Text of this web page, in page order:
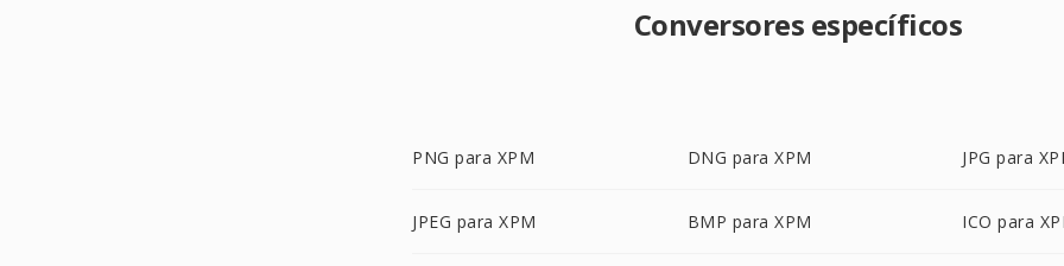
Conversores específicos
PNG para XPM DNG para XPM JPG para
JPEG para XPM BMP para XPM ICO para